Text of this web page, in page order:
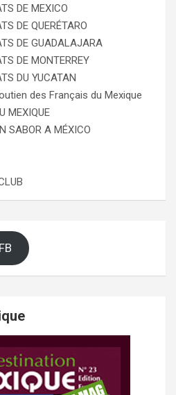
DE MEXICO
DE QUERÉTARO
DE GUADALAJARA
DE MONTERREY
DU YUCATAN
des Français du Mexique
MEXIQUE
SABOR A MÉXICO